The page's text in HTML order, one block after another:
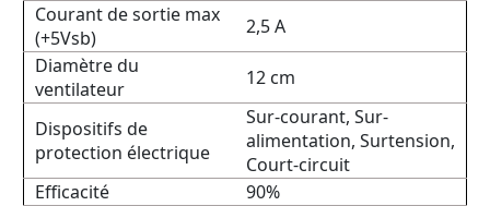
Courant de sortie max
(+5Vsb)
2,5 A
Diamètre du
ventilateur
12 cm
Dispositifs de
protection électrique
Sur-courant, Sur-
alimentation, Surtension,
Court-circuit
Efficacité
90%